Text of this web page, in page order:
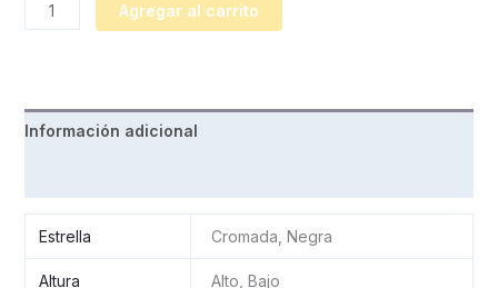
Agregar al carrito
Información adicional
Estrella Cromada, Negra
Altura Alto, Bajo